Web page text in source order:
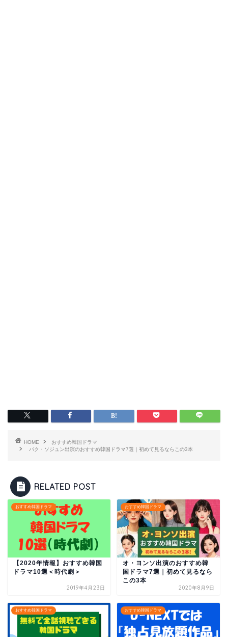
HOME
おすすめ韓国ドラマ
パク・ソジュン出演のおすすめ韓国ドラマ7選｜初めて見るならこの3本
RELATED POST
おすすめ韓国ドラマ
【2020年情報】おすすめ韓国
ドラマ10選＜時代劇＞
2019年4月23日
おすすめ韓国ドラマ
オ・ヨンソ出演のおすすめ韓
国ドラマ7選｜初めて見るなら
この3本
2020年8月9日
おすすめ韓国ドラマ おすすめ韓国ドラマ